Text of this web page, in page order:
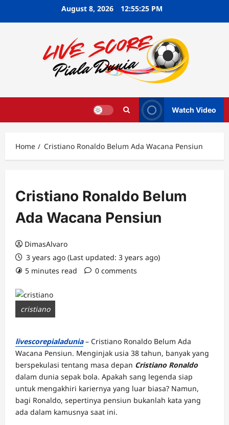
August 8, 2026 12:55:26 PM
Watch Video
Home Cristiano Ronaldo Belum Ada Wacana Pensiun
Cristiano Ronaldo Belum
Ada Wacana Pensiun
DimasAlvaro
3 years ago (Last updated: 3 years ago)
5 minutes read
0 comments
cristiano
livescorepialadunia– Cristiano Ronaldo Belum Ada
Wacana Pensiun. Menginjak usia 38 tahun, banyak yang
berspekulasi tentang masa depan Cristiano Ronaldo
dalam dunia sepak bola. Apakah sang legenda siap
untuk mengakhiri kariernya yang luar biasa? Namun,
bagi Ronaldo, sepertinya pensiun bukanlah kata yang
ada dalam kamusnya saat ini.